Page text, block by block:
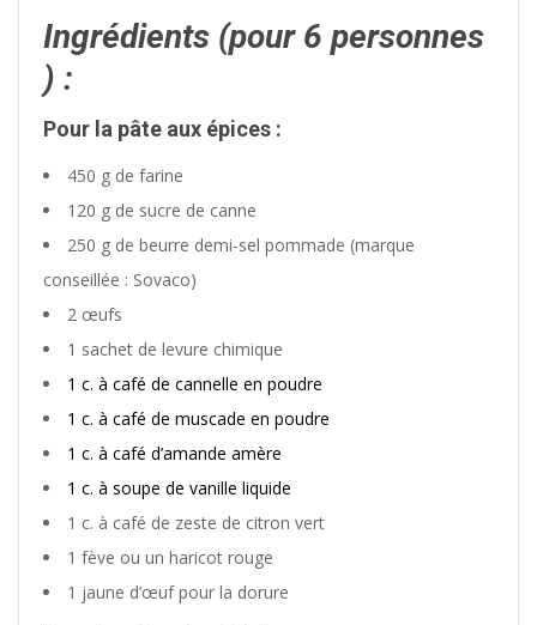
Ingrédients (pour 6 personnes
) :
Pour la pâte aux épices :
450 g de farine
120 g de sucre de canne
250 g de beurre demi-sel pommade (marque
conseillée : Sovaco)
2 œufs
1 sachet de levure chimique
1 c. à café de cannelle en poudre
1 c. à café de muscade en poudre
1 c. à café d’amande amère
1 c. à soupe de vanille liquide
1 c. à café de zeste de citron vert
1 fève ou un haricot rouge
1 jaune d’œuf pour la dorure